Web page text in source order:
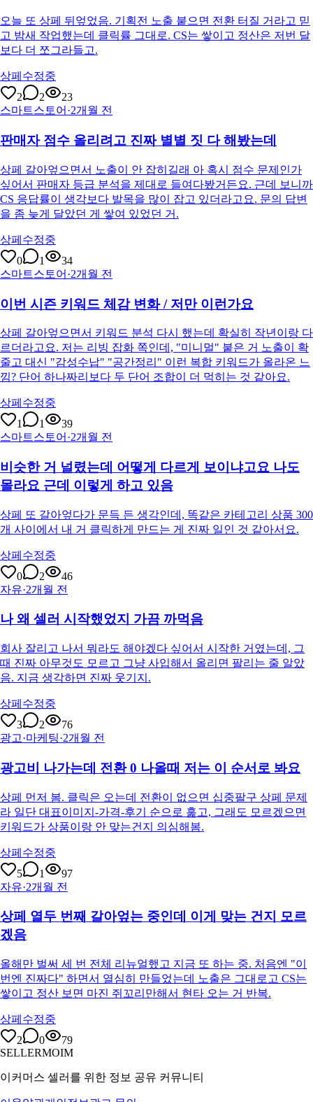
오늘 또 상페 뒤엎었음. 기획전 노출 붙으면 전환 터질 거라고 믿
고 밤새 작업했는데 클릭률 그대로. CS는 쌓이고 정산은 저번 달
보다 더 쪼그라들고.
상페수정중
2
2
23
스마트스토어 ·2개월 전
판매자 점수 올리려고 진짜 별별 짓 다 해봤는데
상페 갈아엎으면서 노출이 안 잡히길래 아 혹시 점수 문제인가
싶어서 판매자 등급 분석을 제대로 들여다봤거든요. 근데 보니까
CS 응답률이 생각보다 발목을 많이 잡고 있더라고요. 문의 답변
을 좀 늦게 달았던 게 쌓여 있었던 거.
상페수정중
0
1
34
스마트스토어 ·2개월 전
이번 시즌 키워드 체감 변화 / 저만 이런가요
상페 갈아엎으면서 키워드 분석 다시 했는데 확실히 작년이랑 다
르더라고요. 저는 리빙 잡화 쪽인데, "미니멀" 붙은 거 노출이 확
줄고 대신 "감성수납" "공간정리" 이런 복합 키워드가 올라온 느
낌? 단어 하나짜리보다 두 단어 조합이 더 먹히는 것 같아요.
상페수정중
1
1
39
스마트스토어 ·2개월 전
비슷한 거 널렸는데 어떻게 다르게 보이냐고요 나도
몰라요 근데 이렇게 하고 있음
상페 또 갈아엎다가 문득 든 생각인데, 똑같은 카테고리 상품 300
개 사이에서 내 거 클릭하게 만드는 게 진짜 일인 것 같아서요.
상페수정중
0
2
46
자유·2개월 전
나 왜 셀러 시작했었지 가끔 까먹음
회사 잘리고 나서 뭐라도 해야겠다 싶어서 시작한 거였는데, 그
때 진짜 아무것도 모르고 그냥 사입해서 올리면 팔리는 줄 알았
음. 지금 생각하면 진짜 웃기지.
상페수정중
3
2
76
광고·마케팅·2개월 전
광고비 나가는데 전환 0 나올때 저는 이 순서로 봐요
상페 먼저 봄. 클릭은 오는데 전환이 없으면 십중팔구 상페 문제
라 일단 대표이미지-가격-후기 순으로 훑고, 그래도 모르겠으면
키워드가 상품이랑 안 맞는건지 의심해봄.
상페수정중
5
1
97
자유·2개월 전
상페 열두 번째 갈아엎는 중인데 이게 맞는 건지 모르
겠음
올해만 벌써 세 번 전체 리뉴얼했고 지금 또 하는 중. 처음엔 "이
번엔 진짜다" 하면서 열심히 만들었는데 노출은 그대로고 CS는
쌓이고 정산 보면 마진 쥐꼬리만해서 현타 오는 거 반복.
상페수정중
2
0
79
SELLERMOIM
이커머스 셀러를 위한 정보 공유 커뮤니티